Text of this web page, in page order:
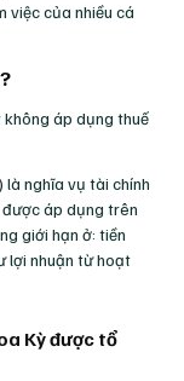
việc của nhiều cá
là nghĩa vụ tài chính
áp dụng trên
giới hạn ở: tiền
lợi nhuận từ hoạt
Kỳ được tổ